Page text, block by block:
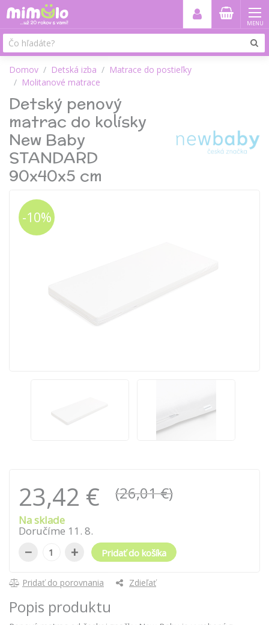
MENU
Domov Detská izba
Matrace do postieľky
Molitanové matrace
Detský penový
matrac do kolísky
New Baby
STANDARD
90x40x5 cm
-10%
23,42 € (26,01 €)
Na sklade
Doručíme 11 . 8.
− + Pridať do košíka
Pridať do porovnania Zdieľať
Popis produktu